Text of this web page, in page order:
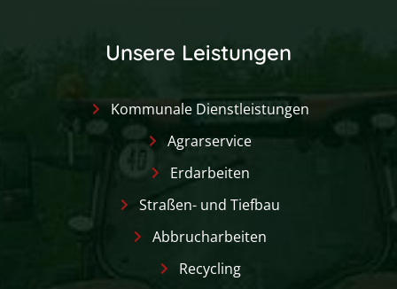
Unsere Leistungen
Kommunale Dienstleistungen
Agrarservice
Erdarbeiten
Straßen- und Tiefbau
Abbrucharbeiten
Recycling